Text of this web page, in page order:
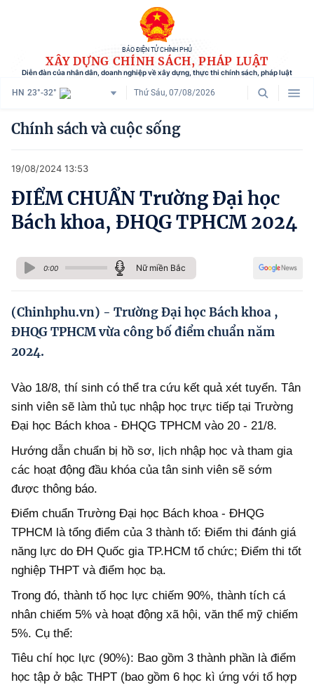
BÁO ĐIỆN TỬ CHÍNH PHỦ
XÂY DỰNG CHÍNH SÁCH, PHÁP LUẬT
Diễn đàn của nhân dân, doanh nghiệp về xây dựng, thực thi chính sách, pháp luật
HN 23°-32° Thứ Sáu, 07/08/2026
Danh mục
Tham vấn chính sách
Doanh nghiệp hiến kế
Hướng dẫn thực hiện chính sách
Phát triển kinh tế tư nhân và doanh nghiệp dân tộc
Ocop và chuỗi giá trị Nông sản
Kinh tế tư nhân
Khác
Video
Chính sách và cuộc sống
19/08/2024 13:53
ĐIỂM CHUẨN Trường Đại học
Bách khoa, ĐHQG TPHCM 2024
0:00 Nữ miền Bắc
(Chinhphu.vn) - Trường Đại học Bách khoa ,
ĐHQG TPHCM vừa công bố điểm chuẩn năm
2024.
Vào 18/8, thí sinh có thể tra cứu kết quả xét tuyển. Tân
sinh viên sẽ làm thủ tục nhập học trực tiếp tại Trường
Đại học Bách khoa - ĐHQG TPHCM vào 20 - 21/8.
Hướng dẫn chuẩn bị hồ sơ, lịch nhập học và tham gia
các hoạt động đầu khóa của tân sinh viên sẽ sớm
được thông báo.
Điểm chuẩn Trường Đại học Bách khoa - ĐHQG
TPHCM là tổng điểm của 3 thành tố: Điểm thi đánh giá
năng lực do ĐH Quốc gia TP.HCM tổ chức; Điểm thi tốt
nghiệp THPT và điểm học bạ.
Trong đó, thành tố học lực chiếm 90%, thành tích cá
nhân chiếm 5% và hoạt động xã hội, văn thể mỹ chiếm
5%. Cụ thể:
Tiêu chí học lực (90%): Bao gồm 3 thành phần là điểm
học tập ở bậc THPT (bao gồm 6 học kì ứng với tổ hợp